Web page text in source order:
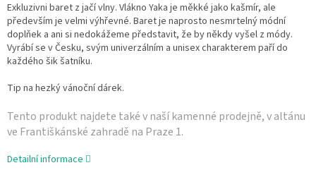
Exkluzivni baret z jačí vlny. Vlákno Yaka je měkké jako kašmír, ale
především je velmi výhřevné. Baret je naprosto nesmrtelný módní
doplňek a ani si nedokážeme představit, že by někdy vyšel z módy.
Vyrábí se v Česku, svým univerzálním a unisex charakterem paří do
každého šik šatníku.
Tip na hezký vánoční dárek.
Tento produkt najdete také v naší­ kamenné prodejně, v altánu
ve Františkánské zahradě na Praze 1.
Detailní informace